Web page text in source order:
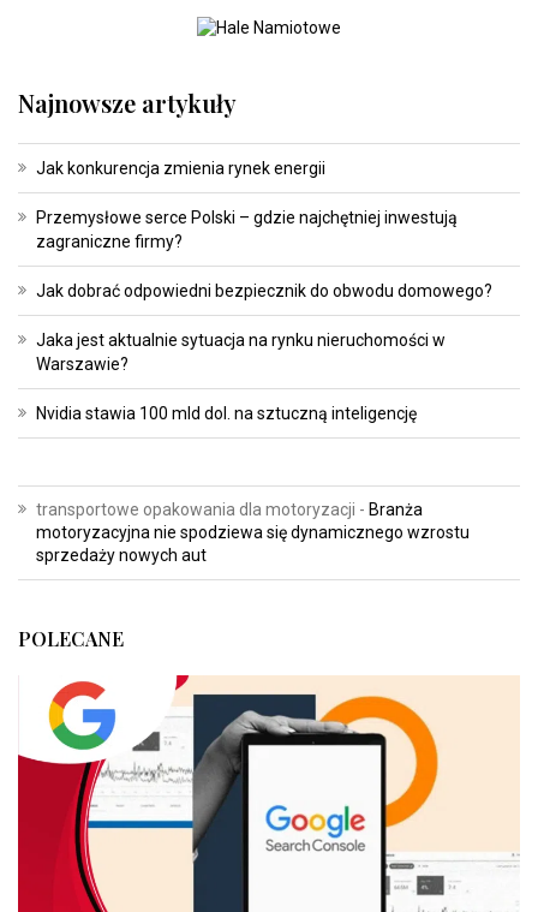
Najnowsze artykuły
Jak konkurencja zmienia rynek energii
Przemysłowe serce Polski – gdzie najchętniej inwestują
zagraniczne firmy?
Jak dobrać odpowiedni bezpiecznik do obwodu domowego?
Jaka jest aktualnie sytuacja na rynku nieruchomości w
Warszawie?
Nvidia stawia 100 mld dol. na sztuczną inteligencję
transportowe opakowania dla motoryzacji - Branża
motoryzacyjna nie spodziewa się dynamicznego wzrostu
sprzedaży nowych aut
POLECANE